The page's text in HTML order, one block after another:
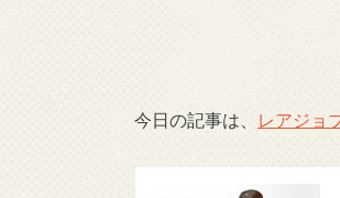
今日の記事は、 レアジョ